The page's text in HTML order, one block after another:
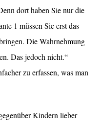
dort haben Sie nur die
1 müssen Sie erst das
Die Wahrnehmung
Das jedoch nicht.“
zu erfassen, was man
Kindern lieber